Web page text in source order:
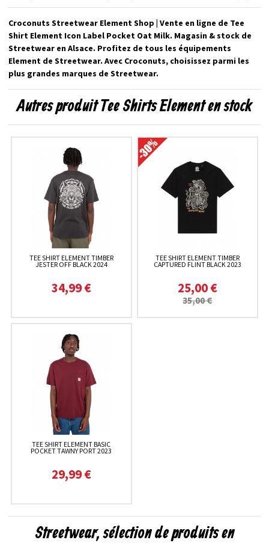
Croconuts Streetwear Element Shop | Vente en ligne de Tee
Shirt Element Icon Label Pocket Oat Milk. Magasin & stock de
Streetwear en Alsace. Profitez de tous les équipements
Element de Streetwear. Avec Croconuts, choisissez parmi les
plus grandes marques de Streetwear.
Autres produit Tee Shirts Element en stock
TEE SHIRT ELEMENT TIMBER
JESTER OFF BLACK 2024
34,99 €
TEE SHIRT ELEMENT TIMBER
CAPTURED FLINT BLACK 2023
25,00 €
35,00 €
TEE SHIRT ELEMENT BASIC
POCKET TAWNY PORT 2023
29,99 €
Streetwear, sélection de produits en